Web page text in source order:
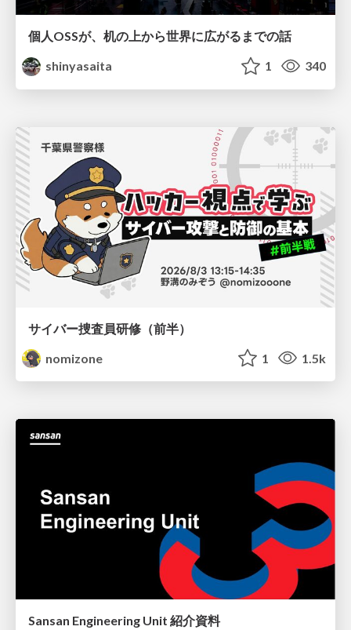
個人OSSが、机の上から世界に広がるまでの話
shinyasaita
1 340
サイバー捜査員研修（前半）
nomizone
1 1.5k
Sansan Engineering Unit 紹介資料